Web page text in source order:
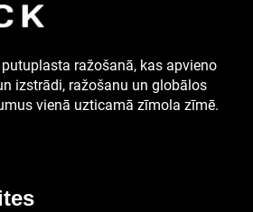
putuplasta ražošanā, kas apvieno
izstrādi, ražošanu un globālos
vienā uzticamā zīmola zīmē.